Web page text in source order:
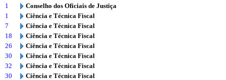
1
Conselho dos Oficiais de Justiça
1
Ciência e Técnica Fiscal
7
Ciência e Técnica Fiscal
18
Ciência e Técnica Fiscal
26
Ciência e Técnica Fiscal
30
Ciência e Técnica Fiscal
32
Ciência e Técnica Fiscal
30
Ciência e Técnica Fiscal